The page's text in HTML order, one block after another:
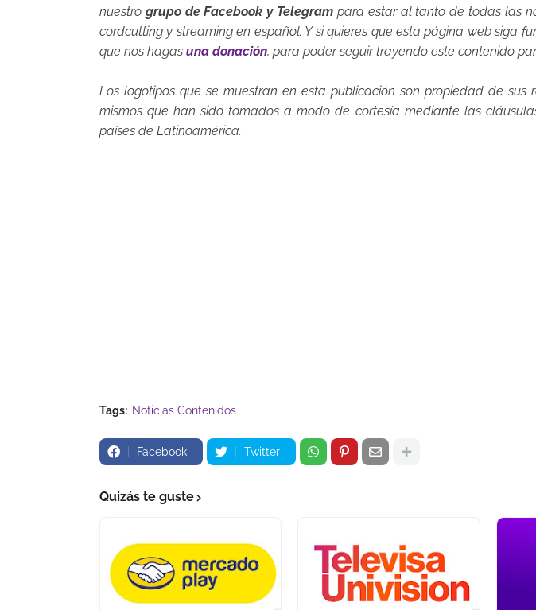
nuestro grupo de Facebook y Telegram para estar al tanto de todas las
cordcutting y streaming en español. Y si quieres que esta página web siga
que nos hagas una donación, para poder seguir trayendo este contenido
Los logotipos que se muestran en esta publicación son propiedad de sus
mismos que han sido tomados a modo de cortesía mediante las
países de Latinoamérica.
Tags: Noticias Contenidos
Facebook Twitter
Quizás te guste